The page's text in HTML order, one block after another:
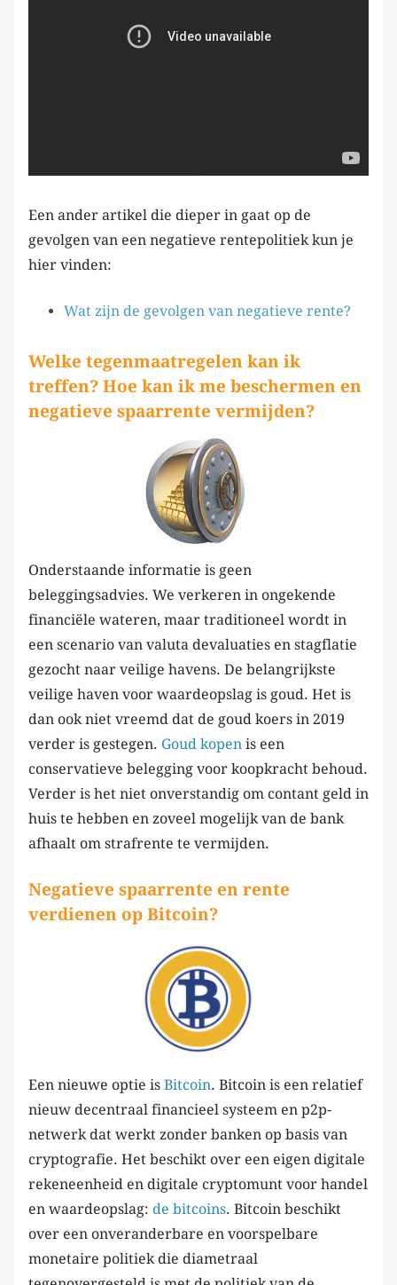
Een ander artikel die dieper in gaat op de
gevolgen van een negatieve rentepolitiek kun je
hier vinden:
Wat zijn de gevolgen van negatieve rente?
Welke tegenmaatregelen kan ik
treffen? Hoe kan ik me beschermen en
negatieve spaarrente vermijden?
Onderstaande informatie is geen
beleggingsadvies. We verkeren in ongekende
financiële wateren, maar traditioneel wordt in
een scenario van valuta devaluaties en stagflatie
gezocht naar veilige havens. De belangrijkste
veilige haven voor waardeopslag is goud. Het is
dan ook niet vreemd dat de goud koers in 2019
verder is gestegen. Goud kopen is een
conservatieve belegging voor koopkracht behoud.
Verder is het niet onverstandig om contant geld in
huis te hebben en zoveel mogelijk van de bank
afhaalt om strafrente te vermijden.
Negatieve spaarrente en rente
verdienen op Bitcoin?
Een nieuwe optie is Bitcoin. Bitcoin is een relatief
nieuw decentraal financieel systeem en p2p-
netwerk dat werkt zonder banken op basis van
cryptografie. Het beschikt over een eigen digitale
rekeneenheid en digitale cryptomunt voor handel
en waardeopslag: de bitcoins. Bitcoin beschikt
over een onveranderbare en voorspelbare
monetaire politiek die diametraal